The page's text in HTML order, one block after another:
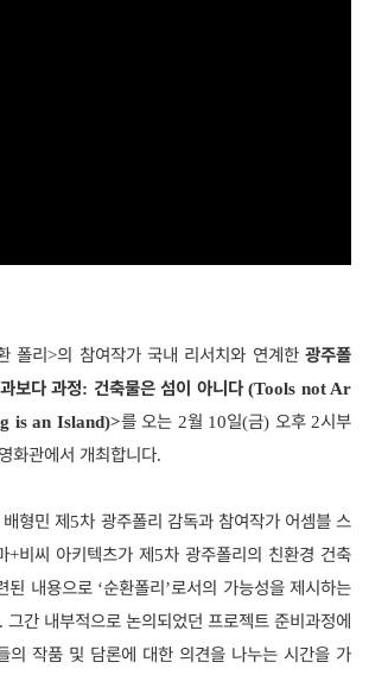
폴리>의 참여작가 국내 리서치와 연계한 광주폴
보다 과정: 건축물은 섬이 아니다(Tools not Ar
is an Island)>를 오는 2월 10일(금) 오후 2시부
화관에서 개최합니다.
형민 제5차 광주폴리 감독과 참여작가 어셈블 스
+비씨 아키텍츠가 제5차 광주폴리의 친환경 건축
된 내용으로 ‘순환폴리’로서의 가능성을 제시하는
. 그간 내부적으로 논의되었던 프로젝트 준비과정에
의 작품 및 담론에 대한 의견을 나누는 시간을 가